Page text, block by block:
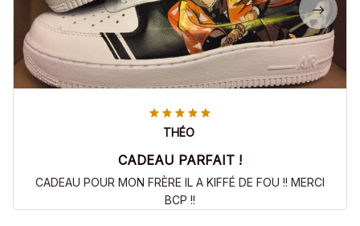
THÉO
CADEAU PARFAIT !
CADEAU POUR MON FRÈRE IL A KIFFÉ DE FOU !! MERCI
BCP !!